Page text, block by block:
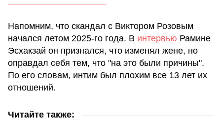
Напомним, что скандал с Виктором Розовым
начался летом 2025-го года. В интервью Рамине
Эсхакзай он признался, что изменял жене, но
оправдал себя тем, что "на это были причины".
По его словам, интим был плохим все 13 лет их
отношений.
Читайте также: